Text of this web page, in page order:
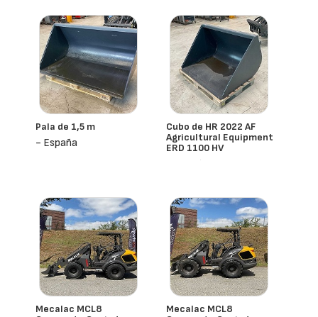
Pala de 1,5 m
- España
Cubo de HR 2022 AF
Agricultural Equipment
ERD 1100 HV
- España
Mecalac MCL8
Mecalac MCL8